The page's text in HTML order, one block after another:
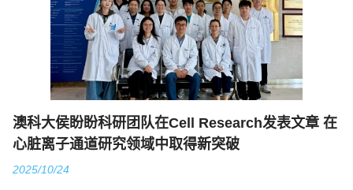
澳科大侯盼盼科研团队在Cell Research发表文章 在
心脏离子通道研究领域中取得新突破
2025/10/24